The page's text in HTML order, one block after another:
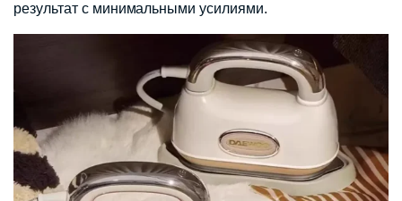
результат с минимальными усилиями.